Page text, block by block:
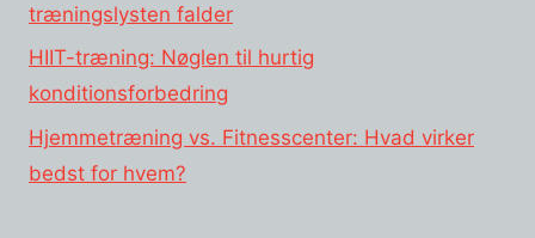
træningslysten falder
HIIT-træning: Nøglen til hurtig
konditionsforbedring
Hjemmetræning vs. Fitnesscenter: Hvad virker
bedst for hvem?